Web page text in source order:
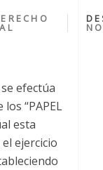
efectúa
“PAPEL
esta
ejercicio